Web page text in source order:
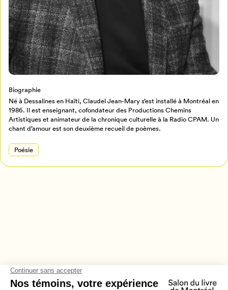
Programmation
Billetterie
Retour à l’accueil
Biographie
Né à Dessalines en Haïti, Claudel Jean-Mary s’est installé à Montréal en
1986. Il est enseignant, cofondateur des Productions Chemins
Artistiques et animateur de la chronique culturelle à la Radio CPAM. Un
chant d’amour est son deuxième recueil de poèmes.
Poésie
Pour enregistrer vos favoris,
connectez-vous ou créez votre profil
Mon Salon
Se connecter
Annuler